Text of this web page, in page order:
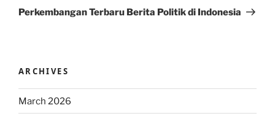
Post
Perkembangan Terbaru Berita Politik di Indonesia
ARCHIVES
March 2026